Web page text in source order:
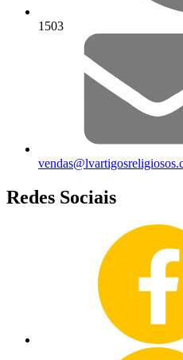
1503
Redes Sociais